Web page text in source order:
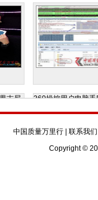
吉尼
360操控用户电脑手
中国质量万里行| 联系我们
Copyright ©